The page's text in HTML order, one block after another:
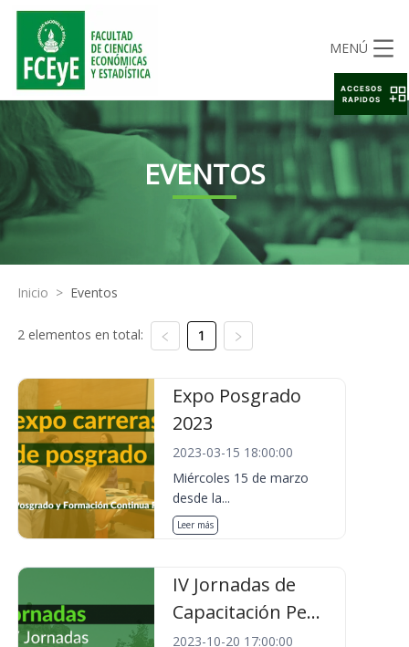
MENÚ
EVENTOS
Inicio > Eventos
2 elementos en total: 1
Expo Posgrado
2023
2023-03-15 18:00:00
Miércoles 15 de marzo
desde la...
Leer más
IV Jornadas de
Capacitación Pe...
2023-10-20 17:00:00
ACCESOS
RAPIDOS